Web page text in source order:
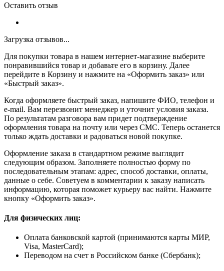
Оставить отзыв
Загрузка отзывов...
Для покупки товара в нашем интернет-магазине выберите
понравившийся товар и добавьте его в корзину. Далее
перейдите в Корзину и нажмите на «Оформить заказ» или
«Быстрый заказ».
Когда оформляете быстрый заказ, напишите ФИО, телефон и
e-mail. Вам перезвонит менеджер и уточнит условия заказа.
По результатам разговора вам придет подтверждение
оформления товара на почту или через СМС. Теперь останется
только ждать доставки и радоваться новой покупке.
Оформление заказа в стандартном режиме выглядит
следующим образом. Заполняете полностью форму по
последовательным этапам: адрес, способ доставки, оплаты,
данные о себе. Советуем в комментарии к заказу написать
информацию, которая поможет курьеру вас найти. Нажмите
кнопку «Оформить заказ».
Для физических лиц:
Оплата банковской картой (принимаются карты МИР,
Visa, MasterCard);
Переводом на счет в Российском банке (Сбербанк);